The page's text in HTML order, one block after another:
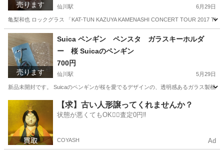
売ります 仙川駅 6月29日
亀梨和也 ロックグラス 「KAT-TUN KAZUYA KAMENASHI CONCERT TOUR 2017
東京 調布市 食器 ロックグラス
売ります
Suica ペンギン ペンスタ ガラスキーホルダ
ー 桜 Suicaのペンギン
700円
仙川駅 5月29日
新品未開封です。 Suicaのペンギンが桜を愛でるデザインの、透明感あるガラス製根
仙川駅 携帯アクセサリー
【求】古い人形譲ってくれませんか？
状態が悪くてもOK🙆‍♀️査定0円‼️
COYASH Ad